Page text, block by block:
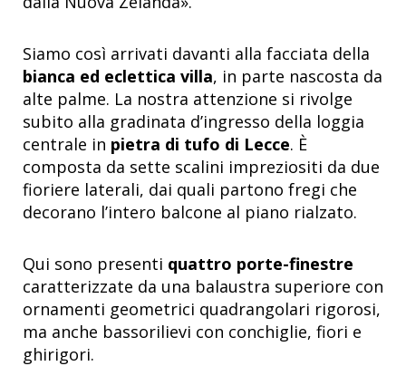
Siamo così arrivati davanti alla facciata della
bianca ed eclettica villa, in parte nascosta da
alte palme. La nostra attenzione si rivolge
subito alla gradinata d’ingresso della loggia
centrale in pietra di tufo di Lecce. È
composta da sette scalini impreziositi da due
fioriere laterali, dai quali partono fregi che
decorano l’intero balcone al piano rialzato.
Qui sono presenti quattro porte-finestre
caratterizzate da una balaustra superiore con
ornamenti geometrici quadrangolari rigorosi,
ma anche bassorilievi con conchiglie, fiori e
ghirigori.